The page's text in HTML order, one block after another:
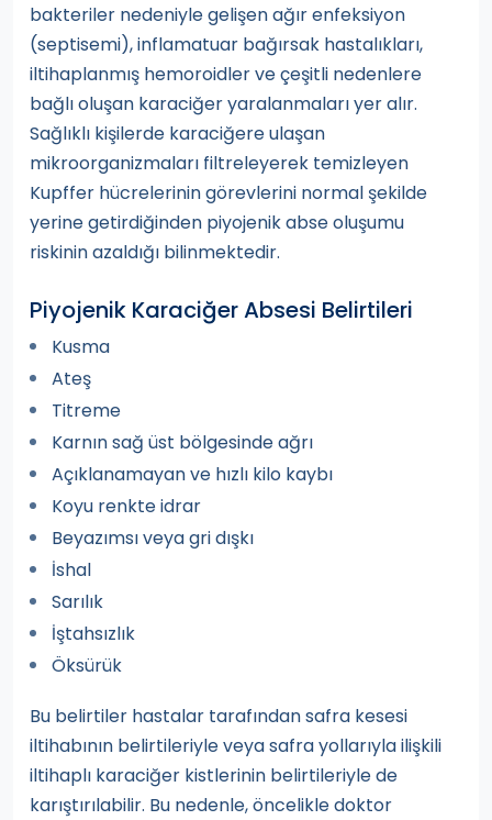
bakteriler nedeniyle gelişen ağır enfeksiyon
(septisemi), inflamatuar bağırsak hastalıkları,
iltihaplanmış hemoroidler ve çeşitli nedenlere
bağlı oluşan karaciğer yaralanmaları yer alır.
Sağlıklı kişilerde karaciğere ulaşan
mikroorganizmaları filtreleyerek temizleyen
Kupffer hücrelerinin görevlerini normal şekilde
yerine getirdiğinden piyojenik abse oluşumu
riskinin azaldığı bilinmektedir.
Piyojenik Karaciğer Absesi Belirtileri
Kusma
Ateş
Titreme
Karnın sağ üst bölgesinde ağrı
Açıklanamayan ve hızlı kilo kaybı
Koyu renkte idrar
Beyazımsı veya gri dışkı
İshal
Sarılık
İştahsızlık
Öksürük
Bu belirtiler hastalar tarafından safra kesesi
iltihabının belirtileriyle veya safra yollarıyla ilişkili
iltihaplı karaciğer kistlerinin belirtileriyle de
karıştırılabilir. Bu nedenle, öncelikle doktor